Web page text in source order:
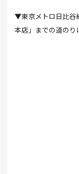
▼東京メトロ日比谷
本店」までの道のり